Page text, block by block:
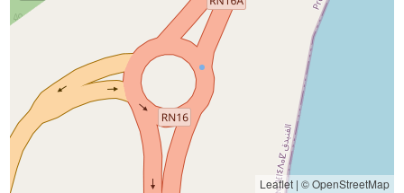
Leaflet| © OpenStreetMap